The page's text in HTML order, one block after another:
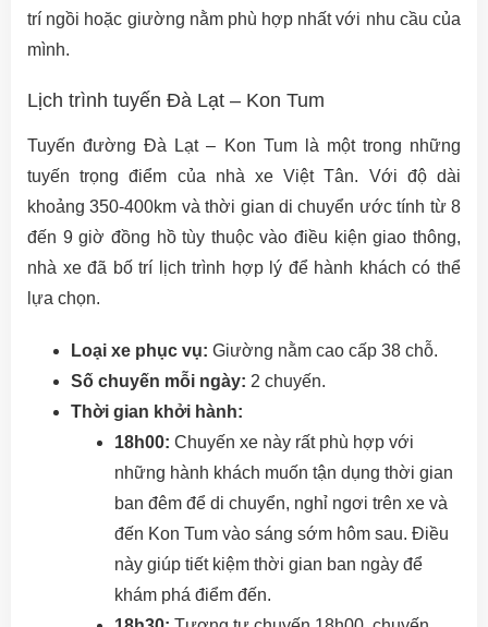
trí ngồi hoặc giường nằm phù hợp nhất với nhu cầu của
mình.
Lịch trình tuyến Đà Lạt – Kon Tum
Tuyến đường Đà Lạt – Kon Tum là một trong những
tuyến trọng điểm của nhà xe Việt Tân. Với độ dài
khoảng 350-400km và thời gian di chuyển ước tính từ 8
đến 9 giờ đồng hồ tùy thuộc vào điều kiện giao thông,
nhà xe đã bố trí lịch trình hợp lý để hành khách có thể
lựa chọn.
Loại xe phục vụ: Giường nằm cao cấp 38 chỗ.
Số chuyến mỗi ngày: 2 chuyến.
Thời gian khởi hành:
18h00: Chuyến xe này rất phù hợp với
những hành khách muốn tận dụng thời gian
ban đêm để di chuyển, nghỉ ngơi trên xe và
đến Kon Tum vào sáng sớm hôm sau. Điều
này giúp tiết kiệm thời gian ban ngày để
khám phá điểm đến.